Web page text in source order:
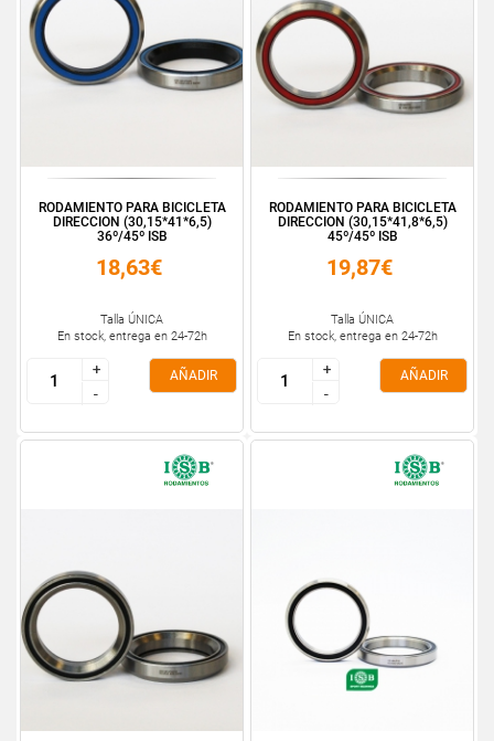
RODAMIENTO PARA BICICLETA
DIRECCION (30,15*41*6,5)
36º/45º ISB
18,63€
Talla ÚNICA
En stock, entrega en 24-72h
+
-
+
-
AÑADIR
RODAMIENTO PARA BICICLETA
DIRECCION (30,15*41,8*6,5)
45º/45º ISB
19,87€
Talla ÚNICA
En stock, entrega en 24-72h
+
-
+
-
AÑADIR